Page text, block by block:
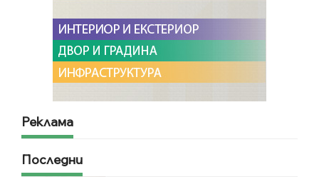
Реклама
Последни